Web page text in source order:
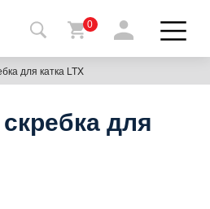
0
для катка LTX
для